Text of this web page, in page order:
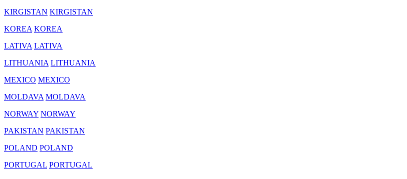
KIRGISTAN KIRGISTAN
KOREA KOREA
LATIVA LATIVA
LITHUANIA LITHUANIA
MEXICO MEXICO
MOLDAVA MOLDAVA
NORWAY NORWAY
PAKISTAN PAKISTAN
POLAND POLAND
PORTUGAL PORTUGAL